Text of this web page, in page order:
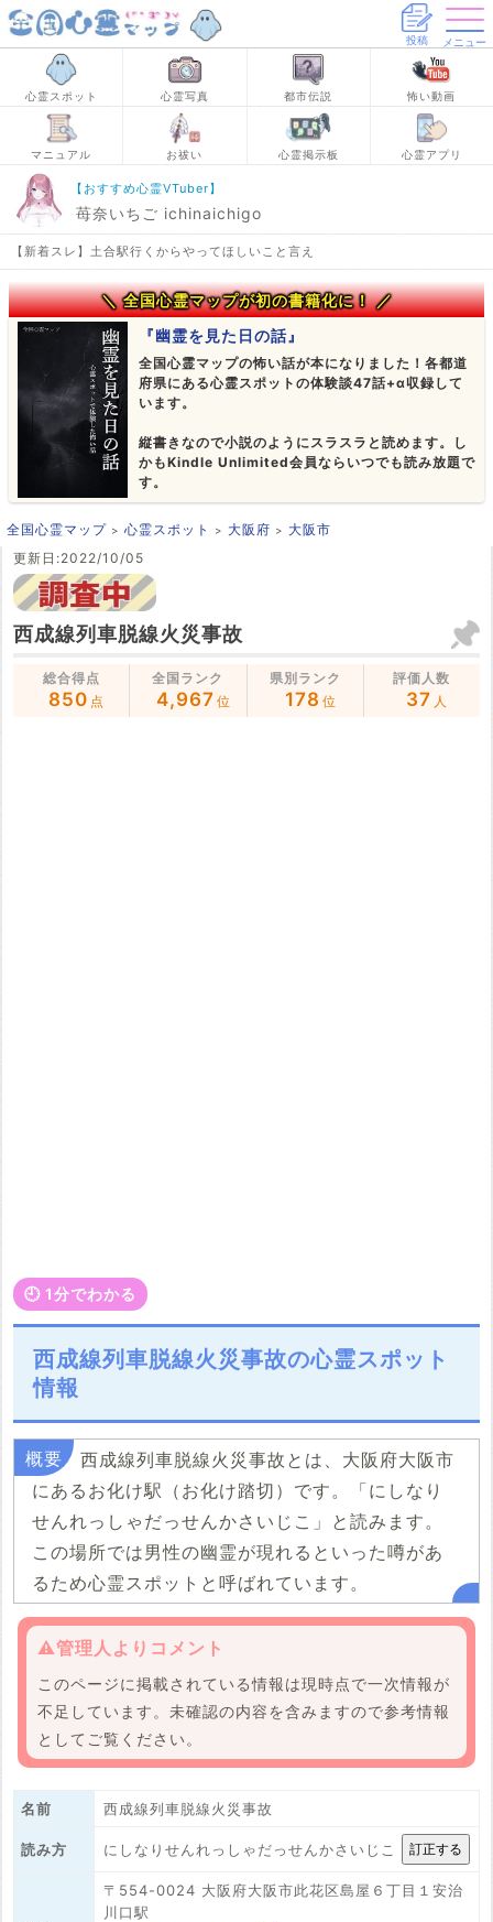
投稿 メニュー
心霊スポット 心霊写真 都市伝説 怖い動画
マニュアル お祓い 心霊掲示板 心霊アプリ
【おすすめ心霊VTuber】
苺奈いちご ichinaichigo
【新着スレ】土合駅行くからやってほしいこと言え
＼ 全国心霊マップが初の書籍化に！ ／
『幽霊を見た日の話』
全国心霊マップの怖い話が本になりました！各都道
府県にある心霊スポットの体験談47話+α収録して
います。
縦書きなので小説のようにスラスラと読めます。し
かもKindle Unlimited会員ならいつでも読み放題で
す。
全国心霊マップ 心霊スポット 大阪府
大阪市
更新日:2022/10/05
西成線列車脱線火災事故
総合得点
850 点
全国ランク
4,967 位
県別ランク
178 位
評価人数
37 人
🕘️ 1分でわかる
西成線列車脱線火災事故の心霊スポット
情報
西成線列車脱線火災事故とは、大阪府大阪市
にあるお化け駅（お化け踏切）です。「にしなり
せんれっしゃだっせんかさいじこ」と読みます。
この場所では男性の幽霊が現れるといった噂があ
るため心霊スポットと呼ばれています。
⚠️管理人よりコメント
このページに掲載されている情報は現時点で一次情報が
不足しています。未確認の内容を含みますので参考情報
としてご覧ください。
名前 西成線列車脱線火災事故
読み方 にしなりせんれっしゃだっせんかさいじこ
〒554-0024 大阪府大阪市此花区島屋６丁目１安治
川口駅